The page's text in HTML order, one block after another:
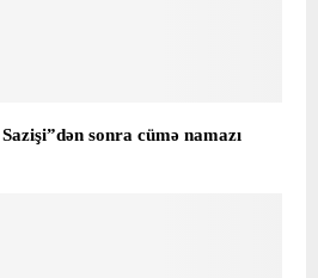
sonra cümə namazı